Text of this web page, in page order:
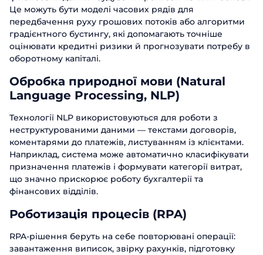
Це можуть бути моделі часових рядів для
передбачення руху грошових потоків або алгоритми
градієнтного бустингу, які допомагають точніше
оцінювати кредитні ризики й прогнозувати потребу в
оборотному капіталі.
Обробка природної мови (Natural
Language Processing, NLP)
Технології NLP використовуються для роботи з
неструктурованими даними — текстами договорів,
коментарями до платежів, листуванням із клієнтами.
Наприклад, система може автоматично класифікувати
призначення платежів і формувати категорії витрат,
що значно прискорює роботу бухгалтерії та
фінансових відділів.
Роботизація процесів (RPA)
RPA-рішення беруть на себе повторювані операції:
завантаження виписок, звірку рахунків, підготовку